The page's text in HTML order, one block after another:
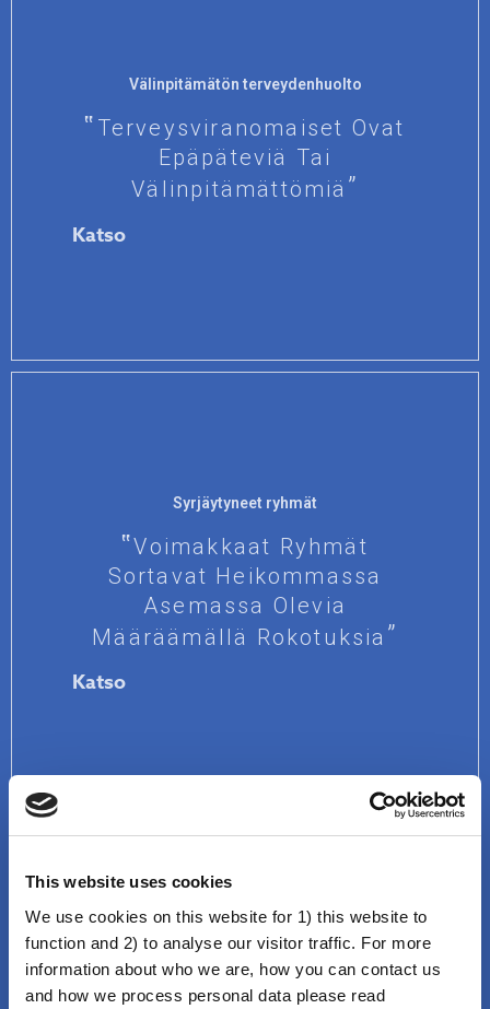
This website uses cookies
We use cookies on this website for 1) this website to
function and 2) to analyse our visitor traffic. For more
information about who we are, how you can contact us
and how we process personal data please read
Välinpitämätön terveydenhuolto
Terveysviranomaiset Ovat
Epäpäteviä Tai
Välinpitämättömiä
Katso
Syrjäytyneet ryhmät
Voimakkaat Ryhmät
Sortavat Heikommassa
Asemassa Olevia
Määräämällä Rokotuksia
Katso
Se on vain teoria
Rokotteita Koskevat